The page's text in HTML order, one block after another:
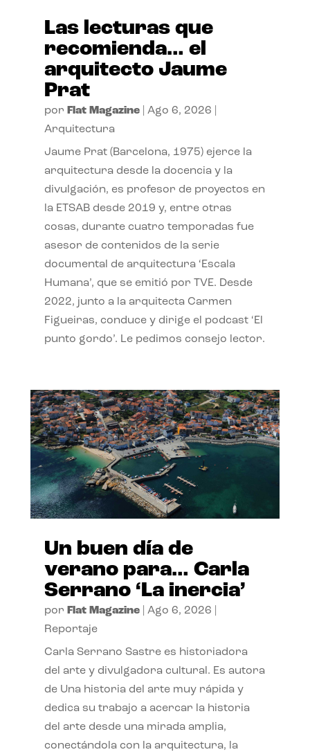
Las lecturas que
recomienda… el
arquitecto Jaume
Prat
por Flat Magazine| Ago 6, 2026
Arquitectura
Jaume Prat (Barcelona, 1975) ejerce la
arquitectura desde la docencia y la
divulgación, es profesor de proyectos en
la ETSAB desde 2019 y, entre otras
cosas, durante cuatro temporadas fue
asesor de contenidos de la serie
documental de arquitectura ‘Escala
Humana’, que se emitió por TVE. Desde
2022, junto a la arquitecta Carmen
Figueiras, conduce y dirige el podcast ‘El
punto gordo’. Le pedimos consejo lector.
Un buen día de
verano para… Carla
Serrano ‘La inercia’
por Flat Magazine| Ago 6, 2026
Reportaje
Carla Serrano Sastre es historiadora
del arte y divulgadora cultural. Es autora
de Una historia del arte muy rápida y
dedica su trabajo a acercar la historia
del arte desde una mirada amplia,
conectándola con la arquitectura, la